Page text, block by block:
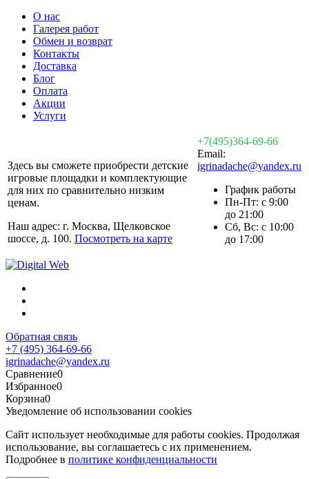
О нас
Галерея работ
Обмен и возврат
Контакты
Доставка
Блог
Оплата
Акции
Услуги
Здесь вы сможете приобрести детские
игровые площадки и комплектующие
для них по сравнительно низким
ценам.
Наш адрес: г. Москва, Щелковское
шоссе, д. 100. Посмотреть на карте
+7(495)364-69-66
Email:
igrinadache@yandex.ru
График работы
Пн-Пт: с 9:00
до 21:00
Сб, Вс: с 10:00
до 17:00
Обратная связь
+7 (495) 364-69-66
igrinadache@yandex.ru
Сравнение0
Избранное0
Корзина0
Уведомление об использовании cookies
Сайт использует необходимые для работы cookies. Продолжая
использование, вы соглашаетесь с их применением.
Подробнее в политике конфиденциальности